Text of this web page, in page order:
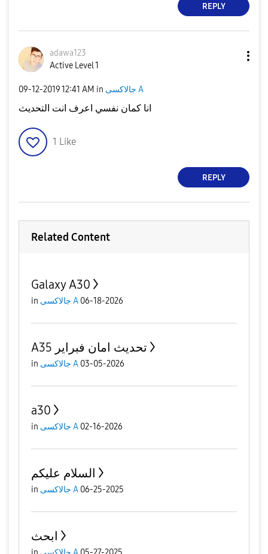
REPLY
adawa123
Active Level 1
‎09-12-201912:41 AM in جالاكسى A
انا كمان نفسي اعرف انت التحديث
1 Like
REPLY
Related Content
Galaxy A30
in جالاكسى A 06-18-2026
A35 تحديث امان فبراير
in جالاكسى A 03-05-2026
a30
in جالاكسى A 02-16-2026
السلام عليكم
in جالاكسى A 06-25-2025
ابحث